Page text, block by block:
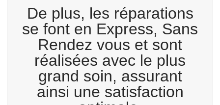
De plus, les réparations
se font en Express, Sans
Rendez vous et sont
réalisées avec le plus
grand soin, assurant
ainsi une satisfaction